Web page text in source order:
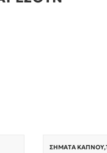
ΣΉΜΑΤΑ ΚΑΠΝΟΎ,